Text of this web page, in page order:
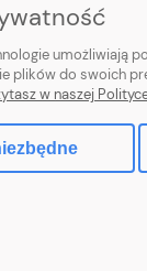
umożliwiają
plików do swoich
w naszej